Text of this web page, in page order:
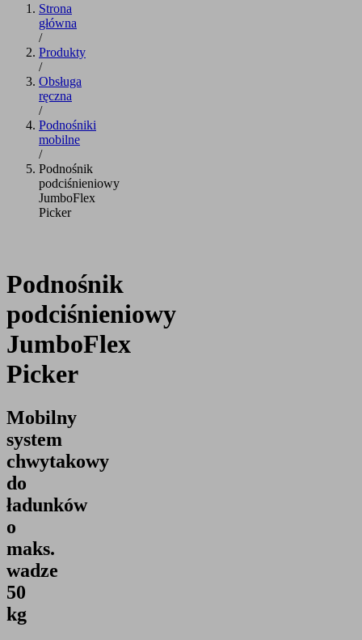
Strona
główna
/
Produkty
/
Obsługa
ręczna
/
Podnośniki
mobilne
/
Podnośnik
podciśnieniowy
JumboFlex
Picker
Podnośnik
podciśnieniowy
JumboFlex
Picker
Mobilny
system
chwytakowy
do
ładunków
o
maks.
wadze
50
kg